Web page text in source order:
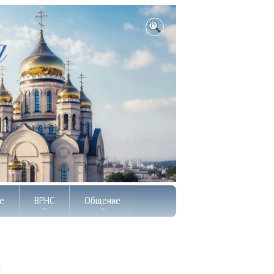
ВРНС Общение